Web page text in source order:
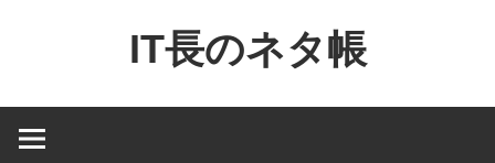
ン
IT長のネタ帳
NAV